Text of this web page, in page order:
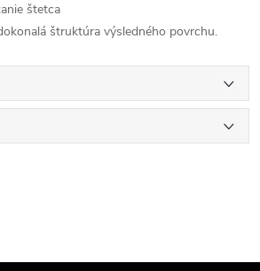
štetca
štruktúra výsledného povrchu.